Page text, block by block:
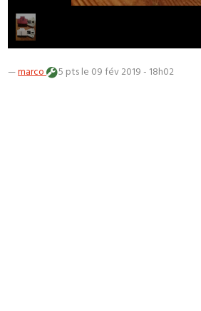
—marco 5 ptsle 09 fév 2019 - 18h02